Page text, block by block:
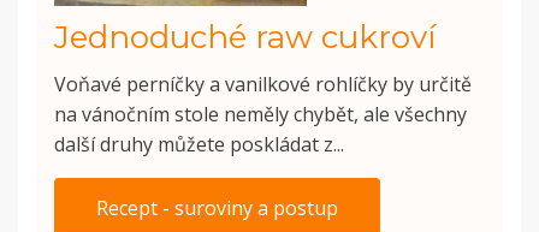
Jednoduché raw cukroví
Voňavé perníčky a vanilkové rohlíčky by určitě
na vánočním stole neměly chybět, ale všechny
další druhy můžete poskládat z...
Recept - suroviny a postup